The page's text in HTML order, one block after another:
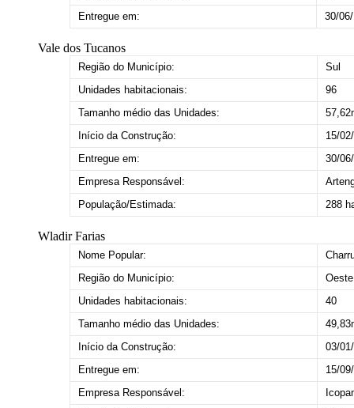
Entregue em:
30/
Vale dos Tucanos
Região do Município:
Sul
Unidades habitacionais:
96
Tamanho médio das Unidades:
Início da Construção:
15/
Entregue em:
30/
Empresa Responsável:
População/Estimada:
288
Wladir Farias
Nome Popular:
Região do Município:
Oeste
Unidades habitacionais:
40
Tamanho médio das Unidades:
Início da Construção:
03/
Entregue em:
15/
Empresa Responsável: